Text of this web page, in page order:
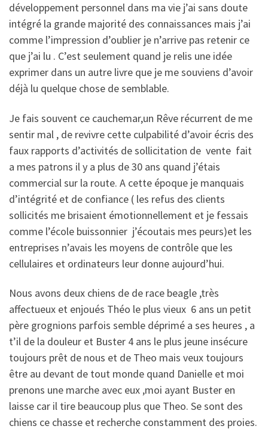
développement personnel dans ma vie j’ai sans doute
intégré la grande majorité des connaissances mais j’ai
comme l’impression d’oublier je n’arrive pas retenir ce
que j’ai lu . C’est seulement quand je relis une idée
exprimer dans un autre livre que je me souviens d’avoir
déjà lu quelque chose de semblable.
Je fais souvent ce cauchemar,un Rêve récurrent de me
sentir mal , de revivre cette culpabilité d’avoir écris des
faux rapports d’activités de sollicitation de vente fait
a mes patrons il y a plus de 30 ans quand j’étais
commercial sur la route. A cette époque je manquais
d’intégrité et de confiance ( les refus des clients
sollicités me brisaient émotionnellement et je fessais
comme l’école buissonnier j’écoutais mes peurs)et les
entreprises n’avais les moyens de contrôle que les
cellulaires et ordinateurs leur donne aujourd’hui.
Nous avons deux chiens de de race beagle ,très
affectueux et enjoués Théo le plus vieux 6 ans un petit
père grognions parfois semble déprimé a ses heures , a
t’il de la douleur et Buster 4 ans le plus jeune insécure
toujours prêt de nous et de Theo mais veux toujours
être au devant de tout monde quand Danielle et moi
prenons une marche avec eux ,moi ayant Buster en
laisse car il tire beaucoup plus que Theo. Se sont des
chiens ce chasse et recherche constamment des proies.